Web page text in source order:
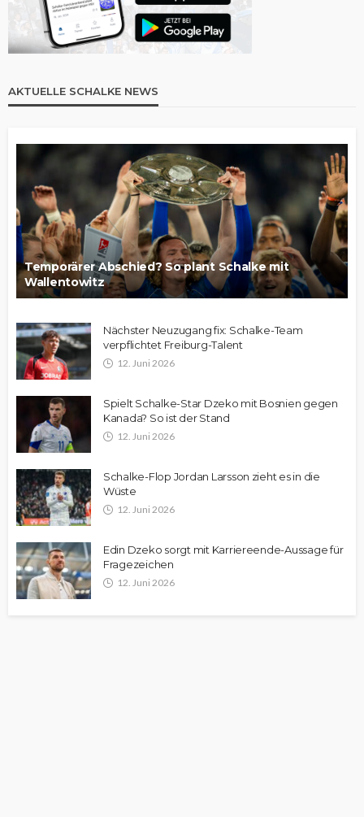
AKTUELLE SCHALKE NEWS
Temporärer Abschied? So plant Schalke mit
Wallentowitz
Nächster Neuzugang fix: Schalke-Team
verpflichtet Freiburg-Talent
12. Juni 2026
Spielt Schalke-Star Dzeko mit Bosnien gegen
Kanada? So ist der Stand
12. Juni 2026
Schalke-Flop Jordan Larsson zieht es in die
Wüste
12. Juni 2026
Edin Dzeko sorgt mit Karriereende-Aussage für
Fragezeichen
12. Juni 2026